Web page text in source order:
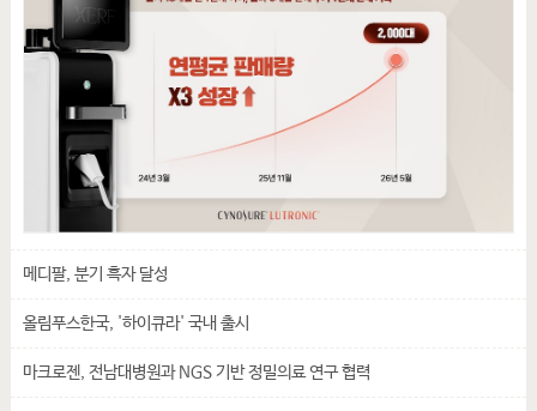
메디팔, 분기 흑자 달성
올림푸스한국, '하이큐라' 국내 출시
마크로젠, 전남대병원과 NGS 기반 정밀의료 연구 협력